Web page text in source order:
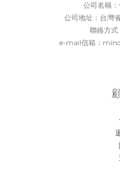
公司名稱
公司地址：台灣
聯絡方式
e-mail信箱：